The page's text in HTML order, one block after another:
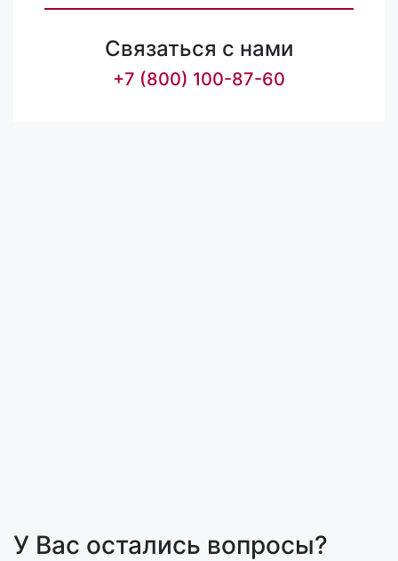
Связаться с нами
+7 (800) 100-87-60
У Вас остались вопросы?